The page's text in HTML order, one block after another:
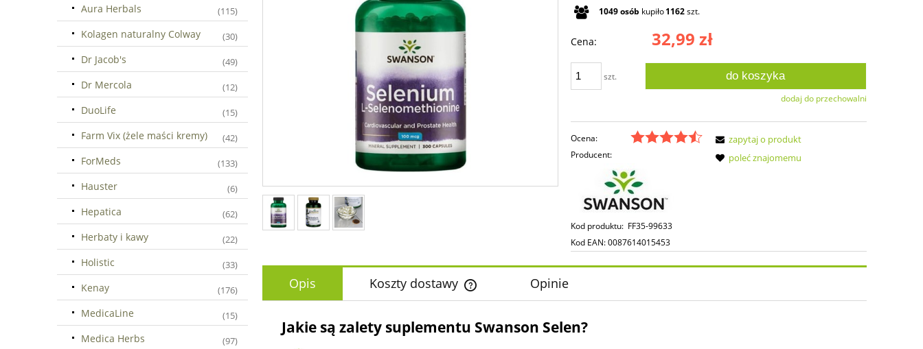
Aura Herbals (115)
Kolagen naturalny Colway (30)
Dr Jacob's (49)
Dr Mercola (12)
DuoLife (15)
Farm Vix (żele maści kremy) (42)
ForMeds (133)
Hauster (6)
Hepatica (62)
Herbaty i kawy (22)
Holistic (33)
Kenay (176)
MedicaLine (15)
Medica Herbs (97)
Cena nie zawiera ewentualnych kosztów
płatności
1049osób kupiło1162szt.
Cena: 32,99 zł
szt. do koszyka
dodaj do przechowalni
Ocena:
Producent:
Kod produktu: FF35-99633
Kod EAN:0087614015453
zapytaj o produkt
poleć znajomemu
Opis Koszty dostawy
Cena nie zawiera ewentualnych kosztów
płatności
Opinie
Jakie są zalety suplementu Swanson Selen?